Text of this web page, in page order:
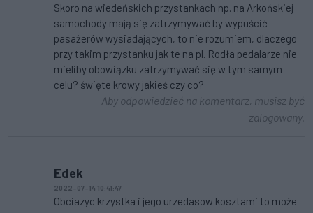
Skoro na wiedeńskich przystankach np. na Arkońskiej
samochody mają się zatrzymywać by wypuścić
pasażerów wysiadających, to nie rozumiem, dlaczego
przy takim przystanku jak te na pl. Rodła pedalarze nie
mieliby obowiązku zatrzymywać się w tym samym
celu? święte krowy jakieś czy co?
Aby odpowiedzieć na komentarz, musisz być
zalogowany.
Edek
2022-07-14 10:41:47
Obciazyc krzystka i jego urzedasow kosztami to może